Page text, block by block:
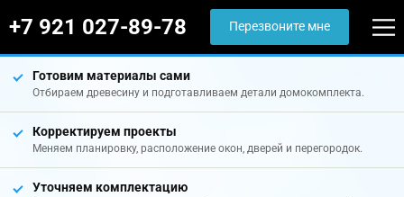
+7 921 027-89-78 Перезвоните мне
Готовим материалы сами
Отбираем древесину и подготавливаем детали домокомплекта.
Корректируем проекты
Меняем планировку, расположение окон, дверей и перегородок.
Уточняем комплектацию